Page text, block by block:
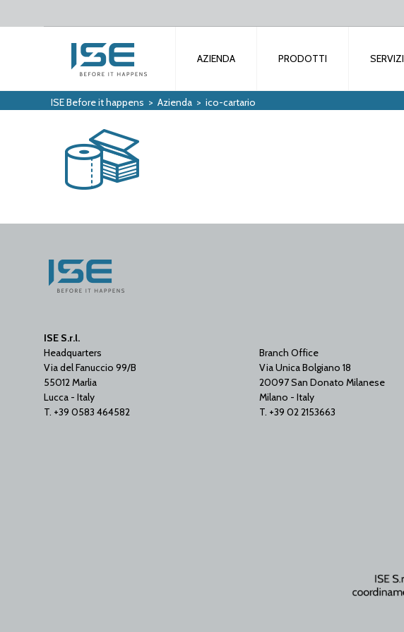
AZIENDA PRODOTTI SERVIZI
ISE Before it happens > Azienda > ico-cartario
ISE S.r.l.
Headquarters
Via del Fanuccio 99/B
55012 Marlia
Lucca - Italy
T. +39 0583 464582
Branch Office
Via Unica Bolgiano 18
20097 San Donato Milanese
Milano - Italy
T. +39 02 2153663